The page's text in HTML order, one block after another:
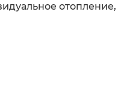
отопление,